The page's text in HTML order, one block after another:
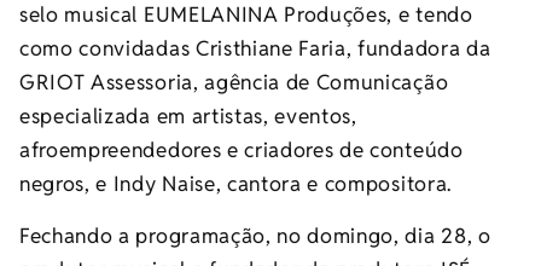
selo musical EUMELANINA Produções, e tendo
como convidadas Cristhiane Faria, fundadora da
GRIOT Assessoria, agência de Comunicação
especializada em artistas, eventos,
afroempreendedores e criadores de conteúdo
negros, e Indy Naise, cantora e compositora.
Fechando a programação, no domingo, dia 28, o